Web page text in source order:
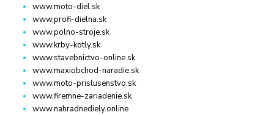
www.moto-diel.sk
www.profi-dielna.sk
www.polno-stroje.sk
www.krby-kotly.sk
www.stavebnictvo-online.sk
www.maxiobchod-naradie.sk
www.moto-prislusenstvo.sk
www.firemne-zariadenie.sk
www.nahradnediely.online